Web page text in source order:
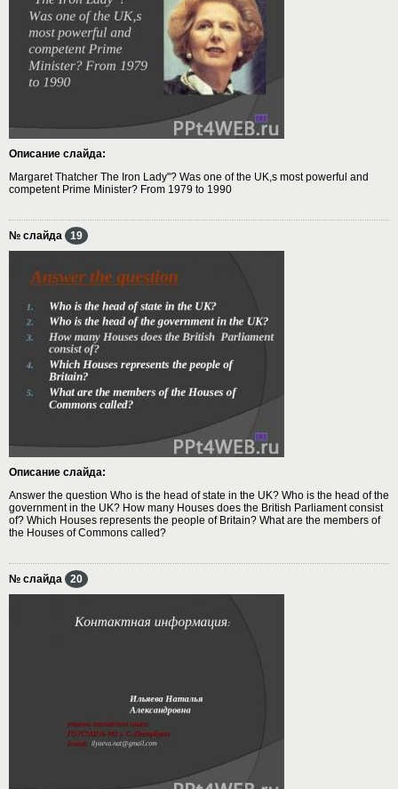
Описание слайда:
Margaret Thatcher The Iron Lady"? Was one of the UK,s most powerful and
competent Prime Minister? From 1979 to 1990
№ слайда 19
Описание слайда:
Answer the question Who is the head of state in the UK? Who is the head of the
government in the UK? How many Houses does the British Parliament consist
of? Which Houses represents the people of Britain? What are the members of
the Houses of Commons called?
№ слайда 20